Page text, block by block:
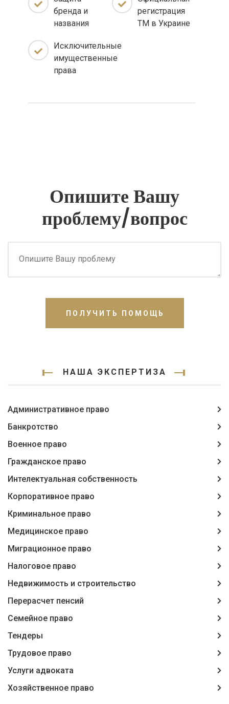
бренда и
названия
регистрация
ТМ в Украине
Исключительные
имущественные
права
Опишите Вашу
проблему/вопрос
ПОЛУЧИТЬ ПОМОЩЬ
НАША ЭКСПЕРТИЗА
Административное право
Банкротство
Военное право
Гражданское право
Интелектуальная собственность
Корпоративное право
Криминальное право
Медицинское право
Миграционное право
Налоговое право
Недвижимость и строительство
Перерасчет пенсий
Семейное право
Тендеры
Трудовое право
Услуги адвоката
Хозяйственное право